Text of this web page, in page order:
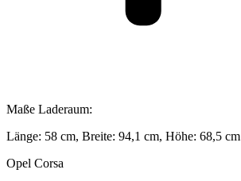
Maße Laderaum:
Länge: 58 cm, Breite: 94,1 cm, Höhe: 68,5 cm
Opel Corsa